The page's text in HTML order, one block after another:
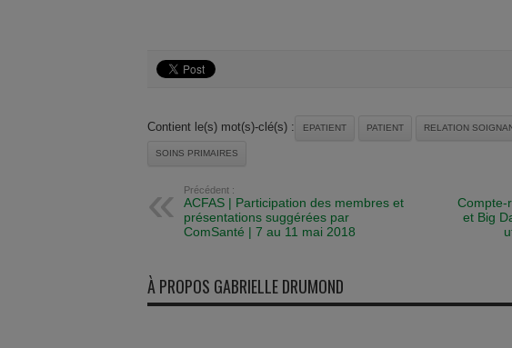
Contient le(s) mot(s)-clé(s) : EPATIENT PATIENT RELATION
SOINS PRIMAIRES
Précédent :
ACFAS | Participation des membres et
présentations suggérées par
ComSanté | 7 au 11 mai 2018
Compte-
et Big
À PROPOS GABRIELLE DRUMOND